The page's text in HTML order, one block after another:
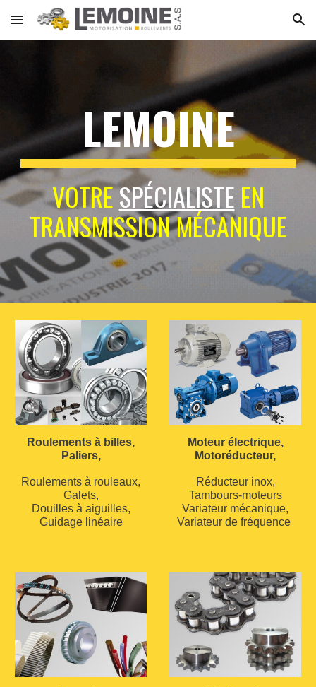
Skip to main content Skip to navigation
LEMOINE
VOTRESPÉCIALISTE EN
TRANSMISSION MÉCANIQUE
Roulements à billes,
Paliers,
Roulements à rouleaux,
Galets,
Douilles à aiguilles,
Guidage linéaire
Moteur électrique,
Motoréducteur,
Réducteur inox,
Tambours-moteurs
Variateur mécanique,
Variateur de fréquence